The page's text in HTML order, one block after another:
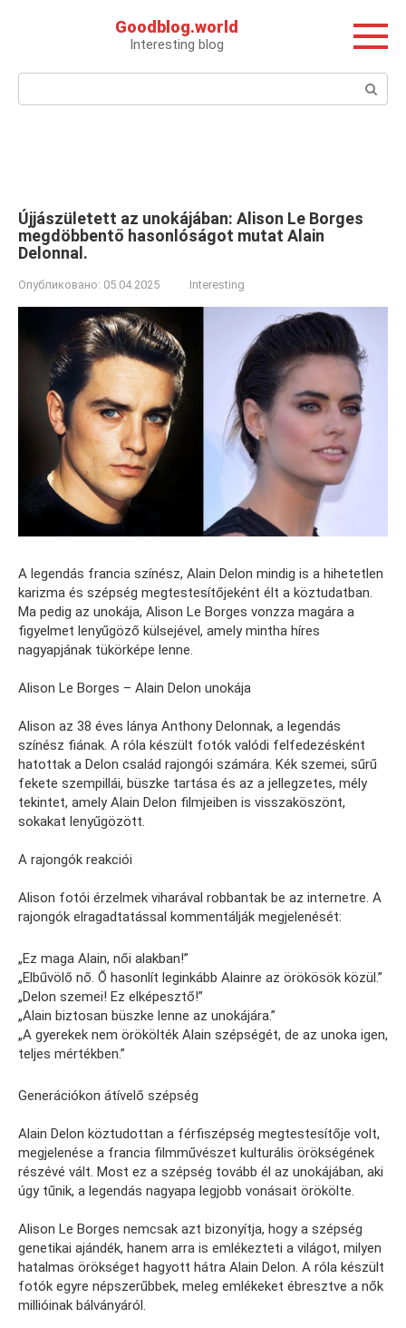
Goodblog.world
Interesting blog
Поиск:
Újjászületett az unokájában: Alison Le Borges
megdöbbentő hasonlóságot mutat Alain
Delonnal.
Опубликовано: 05.04.2025 Interesting
A legendás francia színész, Alain Delon mindig is a hihetetlen
karizma és szépség megtestesítőjeként élt a köztudatban.
Ma pedig az unokája, Alison Le Borges vonzza magára a
figyelmet lenyűgöző külsejével, amely mintha híres
nagyapjának tükörképe lenne.
Alison Le Borges – Alain Delon unokája
Alison az 38 éves lánya Anthony Delonnak, a legendás
színész fiának. A róla készült fotók valódi felfedezésként
hatottak a Delon család rajongói számára. Kék szemei, sűrű
fekete szempillái, büszke tartása és az a jellegzetes, mély
tekintet, amely Alain Delon filmjeiben is visszaköszönt,
sokakat lenyűgözött.
A rajongók reakciói
Alison fotói érzelmek viharával robbantak be az internetre. A
rajongók elragadtatással kommentálják megjelenését:
„Ez maga Alain, női alakban!”
„Elbűvölő nő. Ő hasonlít leginkább Alainre az örökösök közül.”
„Delon szemei! Ez elképesztő!”
„Alain biztosan büszke lenne az unokájára.”
„A gyerekek nem örökölték Alain szépségét, de az unoka igen,
teljes mértékben.”
Generációkon átívelő szépség
Alain Delon köztudottan a férfiszépség megtestesítője volt,
megjelenése a francia filmművészet kulturális örökségének
részévé vált. Most ez a szépség tovább él az unokájában, aki
úgy tűnik, a legendás nagyapa legjobb vonásait örökölte.
Alison Le Borges nemcsak azt bizonyítja, hogy a szépség
genetikai ajándék, hanem arra is emlékezteti a világot, milyen
hatalmas örökséget hagyott hátra Alain Delon. A róla készült
fotók egyre népszerűbbek, meleg emlékeket ébresztve a nők
millióinak bálványáról.